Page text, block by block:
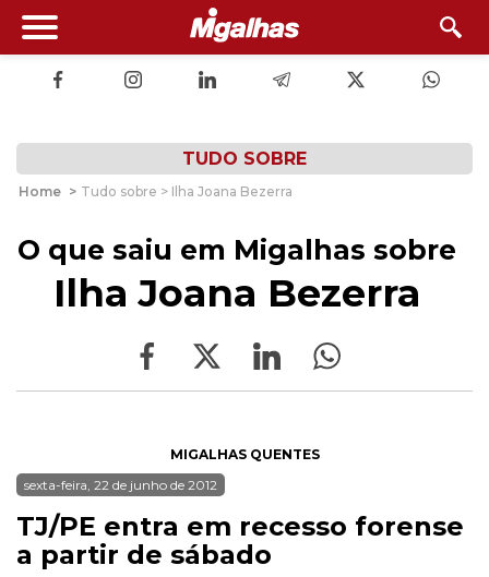
TUDO SOBRE
Home > Tudo sobre > Ilha Joana Bezerra
O que saiu em Migalhas sobre
Ilha Joana Bezerra
MIGALHAS QUENTES
sexta-feira, 22 de junho de 2012
TJ/PE entra em recesso forense
a partir de sábado